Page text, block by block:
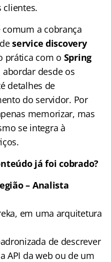
clientes.
a cobrança
service discovery
prática com o Spring
desde os
detalhes de
do servidor. Por
memorizar, mas
se integra à
já foi cobrado?
– Analista
em uma arquitetura
de descrever
API da web ou de um